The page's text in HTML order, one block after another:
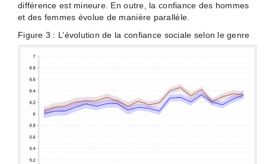
différence est mineure. En outre, la confiance des hommes
et des femmes évolue de manière parallèle.
Figure 3 : L’évolution de la confiance sociale selon le genre